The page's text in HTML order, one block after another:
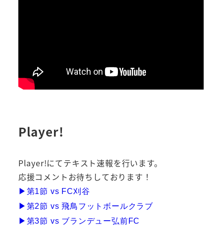
Player!
Player!にてテキスト速報を行います。
応援コメントお待ちしております！
▶︎第1節 vs FC刈谷
▶︎第2節 vs 飛鳥フットボールクラブ
▶︎第3節 vs ブランデュー弘前FC